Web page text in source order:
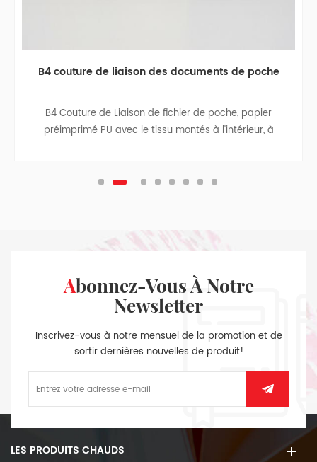
B4 couture de liaison des documents de poche
B4 Couture de Liaison de fichier de poche, papier
préimprimé PU avec le tissu montés à l'intérieur, à
Abonnez-Vous À Notre
Newsletter
Inscrivez-vous à notre mensuel de la promotion et de
sortir dernières nouvelles de produit!
LES PRODUITS CHAUDS